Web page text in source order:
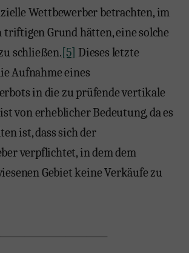
Wettbewerber betrachten, im
Grund hätten, eine solche
schließen.[5] Dieses letzte
Aufnahme eines
in die zu prüfende vertikale
von erheblicher Bedeutung, da es
ist, dass sich der
verpflichtet, in dem dem
Gebiet keine Verkäufe zu